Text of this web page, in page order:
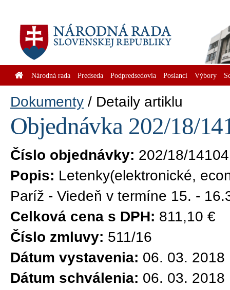
Národná rada Predseda Podpredsedovia Poslanci Výbory
Dokumenty Detaily artiklu
Objednávka 202/18/
Číslo objednávky: 202/18/14104
Popis: Letenky(elektronické,
Paríž - Viedeň v termíne 15. -
Celková cena s DPH: 811,10 €
Číslo zmluvy: 511/16
Dátum vystavenia: 06. 03. 2018
Dátum schválenia: 06. 03. 2018